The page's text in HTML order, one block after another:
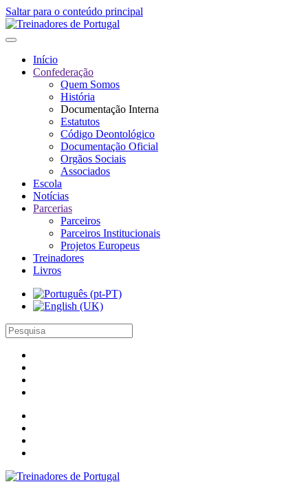
Saltar para o conteúdo principal
Início
Confederação
Quem Somos
História
Documentação Interna
Estatutos
Código Deontológico
Documentação Oficial
Orgãos Sociais
Associados
Escola
Notícias
Parcerias
Parceiros
Parceiros Institucionais
Projetos Europeus
Treinadores
Livros